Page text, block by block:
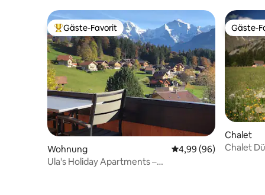
Beliebter Gäste-Favorit.
Gäste-Favorit
Wohnung Durchschnittliche
4,99 (96)
Ula's Holiday Apartments –
Gäste-
Gäste-
Chalet
Chalet